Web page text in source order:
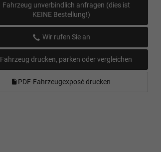
Fahrzeug unverbindlich anfragen (dies ist
KEINE Bestellung!)
Wir rufen Sie an
Fahrzeug drucken, parken oder vergleichen
PDF-Fahrzeugexposé drucken